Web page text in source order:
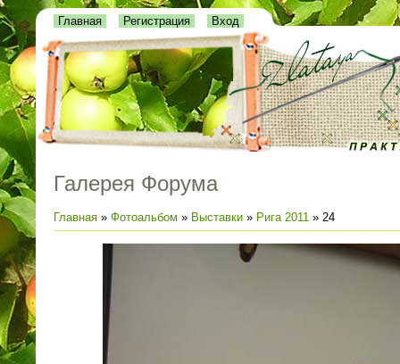
Главная Регистрация Вход
Галерея Форума
Главная » Фотоальбом » Выставки » Рига 2011 » 24